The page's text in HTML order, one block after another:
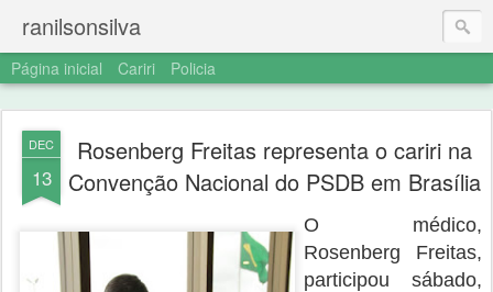
ranilsonsilva
Página inicial Cariri Policia
DEC
13
Rosenberg Freitas representa o cariri na
Convenção Nacional do PSDB em Brasília
O médico,
Rosenberg Freitas,
participou sábado,